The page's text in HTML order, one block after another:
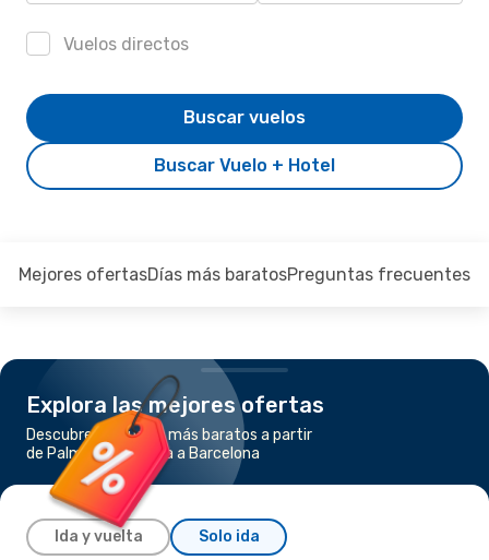
Vuelos directos
Buscar Vuelo + Hotel
Buscar vuelos
Mejores ofertasDías más baratosPreguntas frecuentes
Explora las mejores ofertas
Descubre los vuelos más baratos a partir
de Palma de Mallorca a Barcelona
Ida y vuelta Solo ida